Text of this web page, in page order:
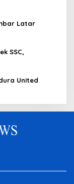
Latar
SSC,
United